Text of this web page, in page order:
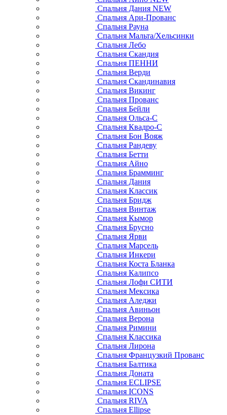
Спальня Дания NEW
Спальня Ари-Прованс
Спальня Рауна
Спальня Мальта/Хельсинки
Спальня Лебо
Спальня Скандия
Спальня ПЕННИ
Спальня Верди
Спальня Скандинавия
Спальня Викинг
Спальня Прованс
Спальня Бейли
Спальня Ольса-С
Спальня Квадро-С
Спальня Бон Вояж
Спальня Рандеву
Спальня Бетти
Спальня Айно
Спальня Брамминг
Спальня Дания
Спальня Классик
Спальня Бридж
Спальня Винтаж
Спальня Кымор
Спальня Брусно
Спальня Ярви
Спальня Марсель
Спальня Инкери
Спальня Коста Бланка
Спальня Калипсо
Спальня Лофи СИТИ
Спальня Мексика
Спальня Аледжи
Спальня Авиньон
Спальня Верона
Спальня Римини
Спальня Классика
Спальня Лирона
Спальня Французкий Прованс
Спальня Балтика
Спальня Доната
Спальня ECLIPSE
Спальня ICONS
Спальня RIVA
Спальня Ellipse